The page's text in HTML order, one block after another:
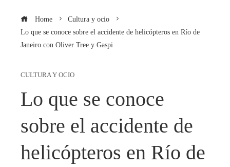
Home
Cultura y ocio
Lo que se conoce sobre el accidente de helicópteros en Río de
Janeiro con Oliver Tree y Gaspi
CULTURA Y OCIO
Lo que se conoce
sobre el accidente de
helicópteros en Río de